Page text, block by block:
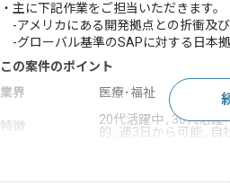
・主に下記作業をご担当いただきます。
-アメリカにある開発拠点との折衝及
-グローバル基準のSAPに対する日本
この案件のポイント
業界
医療･福祉
特徴
20代活躍中 , 30代活躍
的 , 週3日から可能 , 自